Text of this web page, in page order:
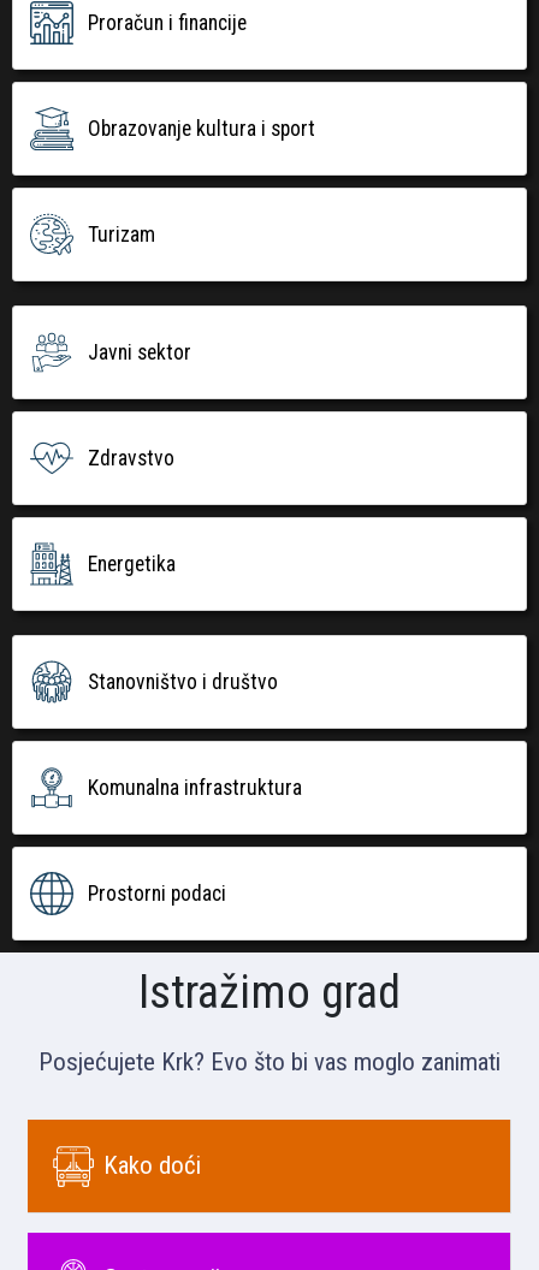
Proračun i financije
Obrazovanje kultura i sport
Turizam
Javni sektor
Zdravstvo
Energetika
Stanovništvo i društvo
Komunalna infrastruktura
Prostorni podaci
Istražimo grad
Posjećujete Krk? Evo što bi vas moglo zanimati
Kako doći